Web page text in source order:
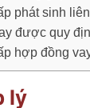
phát sinh
được quy
hợp đồng
lý